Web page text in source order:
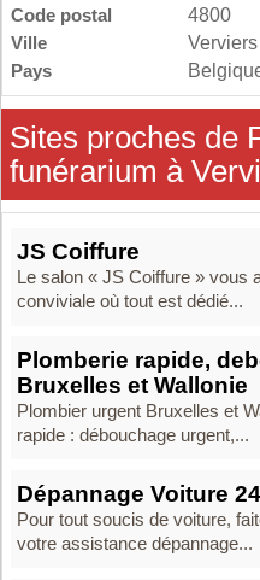
Code postal
4800
Ville
Verviers
Pays
Sites proches de
funérarium à
JS Coiffure
Le salon « JS Coiffure » vous
conviviale où tout est dédié...
Plomberie rapide,
Bruxelles et Wallonie
Plombier urgent Bruxelles et
rapide : débouchage urgent,...
Dépannage Voiture 24
Pour tout soucis de voiture,
votre assistance dépannage...